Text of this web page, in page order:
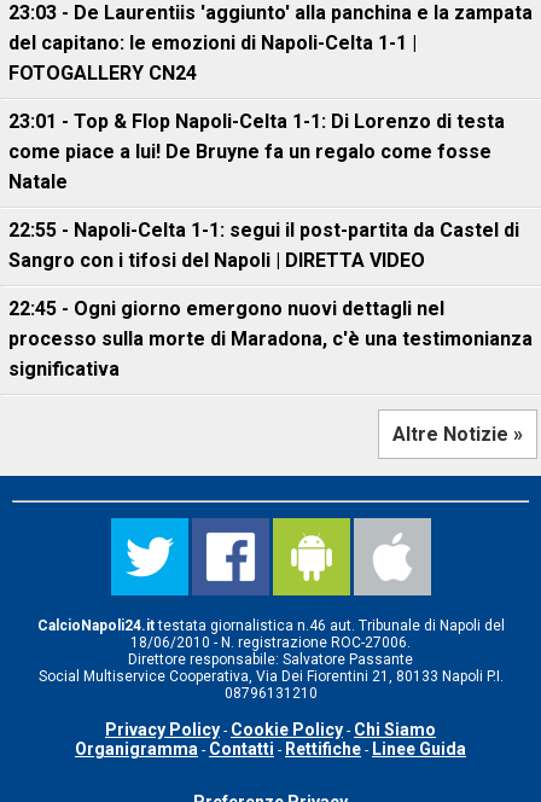
23:03 - De Laurentiis 'aggiunto' alla panchina e la zampata
del capitano: le emozioni di Napoli-Celta 1-1 |
FOTOGALLERY CN24
23:01 - Top & Flop Napoli-Celta 1-1: Di Lorenzo di testa
come piace a lui! De Bruyne fa un regalo come fosse
Natale
22:55 - Napoli-Celta 1-1: segui il post-partita da Castel di
Sangro con i tifosi del Napoli | DIRETTA VIDEO
22:45 - Ogni giorno emergono nuovi dettagli nel
processo sulla morte di Maradona, c'è una testimonianza
significativa
Altre Notizie »
CalcioNapoli24.ittestata giornalistica n.46 aut. Tribunale di Napoli del
18/06/2010 - N. registrazione ROC-27006.
Direttore responsabile: Salvatore Passante
Social Multiservice Cooperativa, Via Dei Fiorentini 21, 80133 Napoli P.I.
08796131210
Privacy Policy - Cookie Policy - Chi Siamo
Organigramma - Contatti - Rettifiche - Linee Guida